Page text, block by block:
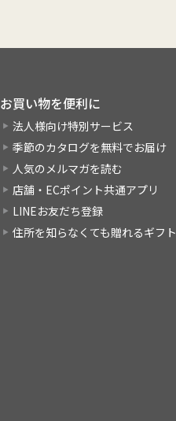
お買い物を便利に
法人様向け特別サービス
季節のカタログを無料でお届け
人気のメルマガを読む
店舗・ECポイント共通アプリ
LINEお友だち登録
住所を知らなくても贈れるギフト